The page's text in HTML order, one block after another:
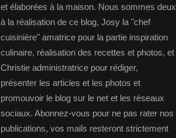
et élaborées à la maison. Nous sommes deux
à la réalisation de ce blog, Josy la "chef
cuisinière" amatrice pour la partie inspiration
culinaire, réalisation des recettes et photos, et
Christie administratrice pour rédiger,
présenter les articles et les photos et
promouvoir le blog sur le net et les réseaux
sociaux. Abonnez-vous pour ne pas rater nos
publications, vos mails resteront strictement